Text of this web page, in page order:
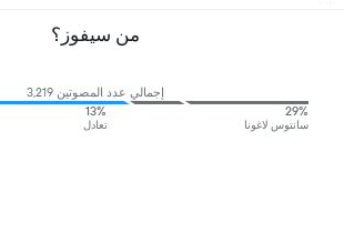
من سيفوز؟
إجمالي عدد المصوتين 3,219
29%
سانتوس لاغونا
13%
تعادل